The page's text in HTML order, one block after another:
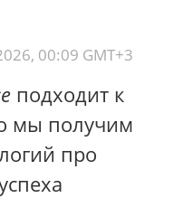
00:09 GMT+3
подходит к
мы получим
про